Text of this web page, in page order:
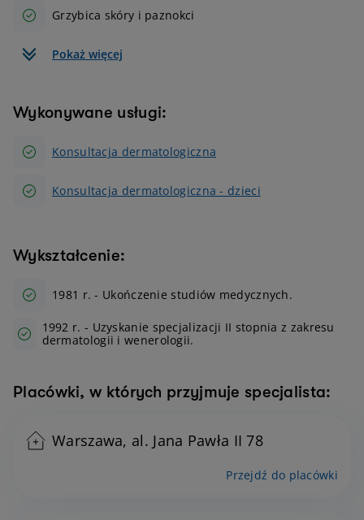
Grzybica skóry i paznokci
Pokaż więcej
Wykonywane usługi:
Konsultacja dermatologiczna
Konsultacja dermatologiczna - dzieci
Wykształcenie:
1981 r. - Ukończenie studiów medycznych.
1992 r. - Uzyskanie specjalizacji II stopnia z zakresu
dermatologii i wenerologii.
Placówki, w których przyjmuje specjalista:
Warszawa, al. Jana Pawła II 78
Przejdź do placówki